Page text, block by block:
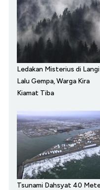
Ledakan Misterius di
Lalu Gempa, Warga Kira
Kiamat Tiba
Tsunami Dahsyat 40